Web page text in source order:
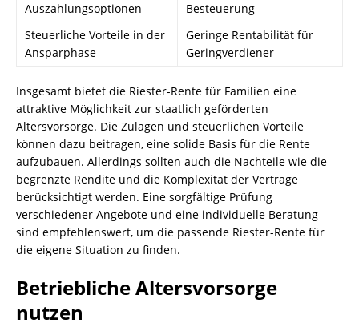
Auszahlungsoptionen
Besteuerung
Steuerliche Vorteile in der
Ansparphase
Geringe Rentabilität für
Geringverdiener
Insgesamt bietet die Riester-Rente für Familien eine
attraktive Möglichkeit zur staatlich geförderten
Altersvorsorge. Die Zulagen und steuerlichen Vorteile
können dazu beitragen, eine solide Basis für die Rente
aufzubauen. Allerdings sollten auch die Nachteile wie die
begrenzte Rendite und die Komplexität der Verträge
berücksichtigt werden. Eine sorgfältige Prüfung
verschiedener Angebote und eine individuelle Beratung
sind empfehlenswert, um die passende Riester-Rente für
die eigene Situation zu finden.
Betriebliche Altersvorsorge
nutzen